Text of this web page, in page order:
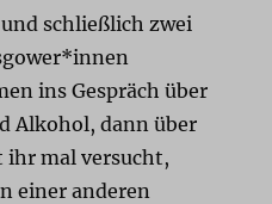
schließlich zwei
ins Gespräch über
Alkohol, dann über
mal versucht,
einer anderen